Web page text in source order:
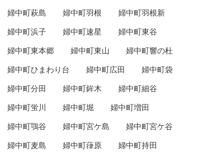
婦中町萩島
婦中町羽根
婦中町羽根新
婦中町浜子
婦中町速星
婦中町東谷
婦中町東本郷
婦中町東山
婦中町響の杜
婦中町ひまわり台
婦中町広田
婦中町袋
婦中町分田
婦中町鉾木
婦中町細谷
婦中町蛍川
婦中町堀
婦中町増田
婦中町鶚谷
婦中町宮ケ島
婦中町宮ケ谷
婦中町麦島
婦中町葎原
婦中町持田